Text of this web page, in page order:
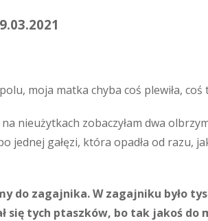
moja matka chyba coś plewiła,
nieużytkach zobaczyłam dwa
jednej gałęzi, która opadła od razu,
do zagajnika. W zagajniku było
się tych ptaszków, bo tak jakoś do